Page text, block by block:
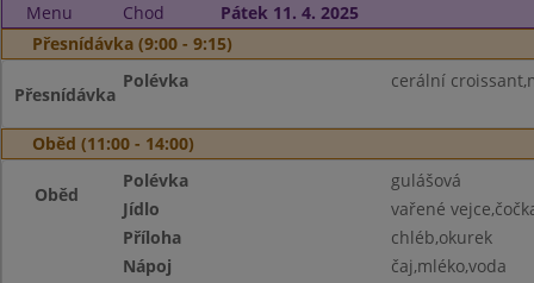
Menu Chod
Pátek 11. 4. 2025
Přesnídávka (9:00 - 9:15)
Přesnídávka
Polévka cerální
Oběd (11:00 - 14:00)
Oběd
Polévka
gulášová
Jídlo
vařené
Příloha
chléb,okurek
Nápoj
čaj,mléko,voda